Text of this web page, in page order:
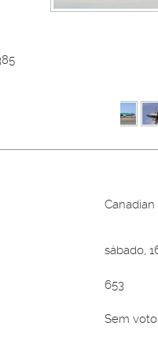
sábado,
653
Sem